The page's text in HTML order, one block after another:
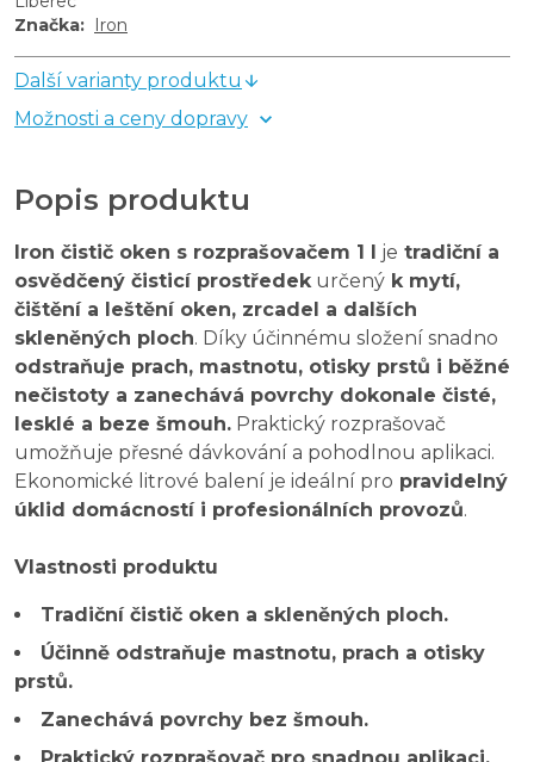
Značka: Iron
Další varianty produktu
Možnosti a ceny dopravy
Popis produktu
Iron čistič oken s rozprašovačem 1 l je tradiční a
osvědčený čisticí prostředek určený k mytí,
čištění a leštění oken, zrcadel a dalších
skleněných ploch. Díky účinnému složení snadno
odstraňuje prach, mastnotu, otisky prstů i běžné
nečistoty a zanechává povrchy dokonale čisté,
lesklé a beze šmouh. Praktický rozprašovač
umožňuje přesné dávkování a pohodlnou aplikaci.
Ekonomické litrové balení je ideální pro pravidelný
úklid domácností i profesionálních provozů.
Vlastnosti produktu
Tradiční čistič oken a skleněných ploch.
Účinně odstraňuje mastnotu, prach a otisky
prstů.
Zanechává povrchy bez šmouh.
Praktický rozprašovač pro snadnou aplikaci.